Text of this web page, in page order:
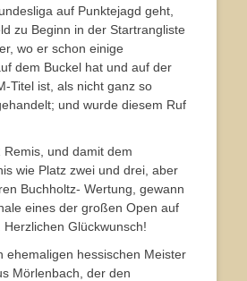
auf Punktejagd geht,
zu Beginn in der Startrangliste
wo er schon einige
dem Buckel hat und auf der
Titel ist, als nicht ganz so
und wurde diesem Ruf
und damit dem
wie Platz zwei und drei, aber
Buchholtz- Wertung, gewann
eines der großen Open auf
Glückwunsch!
ehemaligen hessischen Meister
Mörlenbach, der den